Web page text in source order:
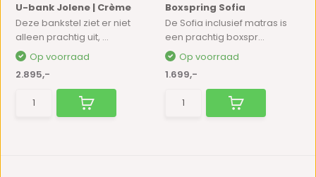
U-bank Jolene | Crème
Deze bankstel ziet er niet
alleen prachtig uit, ...
Op voorraad
2.895,-
Boxspring Sofia
De Sofia inclusief matras is
een prachtig boxspr...
Op voorraad
1.699,-